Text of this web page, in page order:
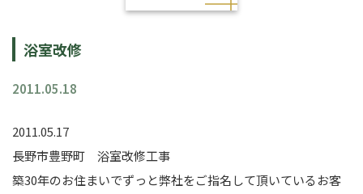
浴室改修
2011.05.18
2011.05.17
長野市豊野町 浴室改修工事
築30年のお住まいでずっと弊社をご指名して頂いているお客